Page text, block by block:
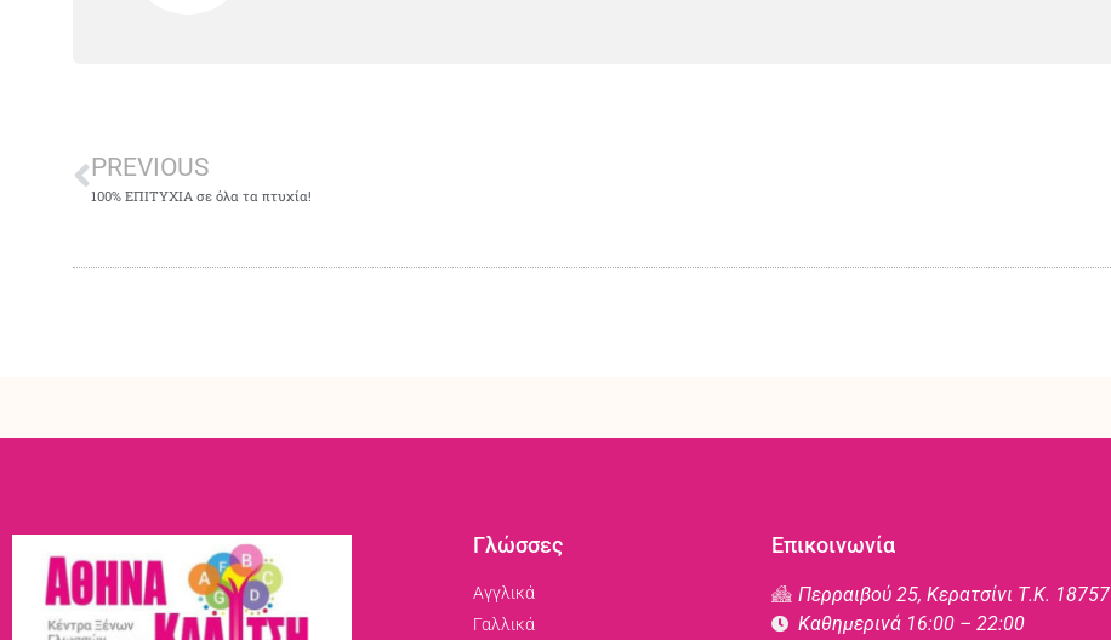
PREVIOUS
100% ΕΠΙΤΥΧΙΑ σε όλα τα πτυχία!
Γλώσσες
Αγγλικά
Γαλλικά
Επικοινωνία
Περραιβού 25, Κερατσίνι Τ.Κ. 18757
Καθημερινά 16:00 – 22:00